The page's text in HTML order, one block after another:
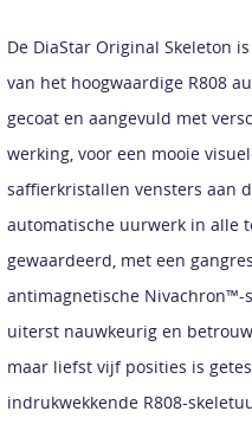
De DiaStar Original Skeleton
van het hoogwaardige R808
gecoat en aangevuld met
werking, voor een mooie
saffierkristallen vensters aan
automatische uurwerk in alle
gewaardeerd, met een
antimagnetische Nivachron™-
uiterst nauwkeurig en
maar liefst vijf posities is
indrukwekkende R808-